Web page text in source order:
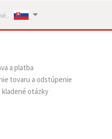
a platba
tovaru a odstúpenie
kladené otázky